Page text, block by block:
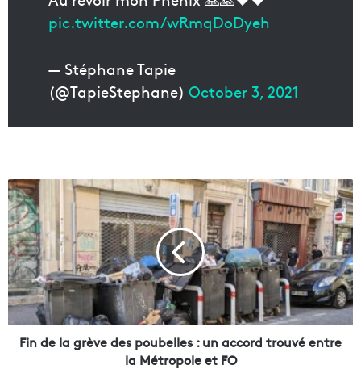
pic.twitter.com/wRmqDoDyeh
— Stéphane Tapie
(@TapieStephane) October 3, 2021
F
i
n
d
e
l
a
g
r
Fin de la grève des poubelles : un accord trouvé entre
la Métropole et FO